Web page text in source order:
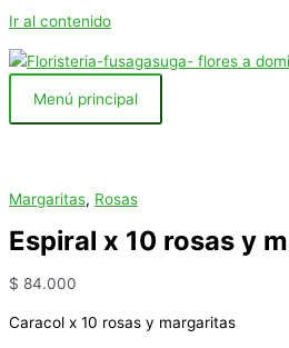
Ir al contenido
Menú principal
Margaritas, Rosas
Espiral x 10 rosas y
$ 84.000
Caracol x 10 rosas y margaritas